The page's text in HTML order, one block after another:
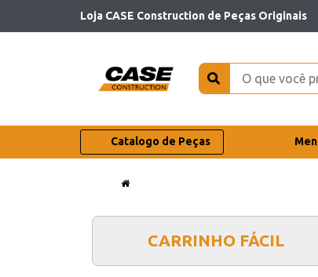
Loja CASE Construction de Peças Originais
Catalogo de Peças
CARRINHO FÁCIL